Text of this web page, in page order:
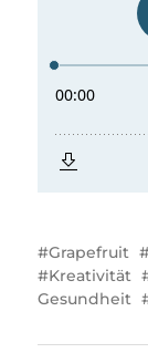
Grapefruit
Kreativität
Gesundheit